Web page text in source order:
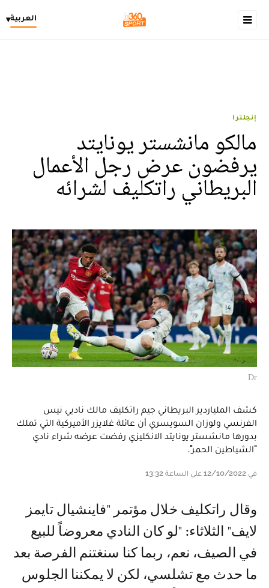
العربية▾
إنجلترا
مالكو مانشستر يونايتد
يرفضون عرض رجل الأعمال
البريطاني راتكليف لشرائه
Dr
كشف الملياردير البريطاني جيم راتكليف مالك ناديي نيس
الفرنسي ولوزان السويسري أن عائلة غلايزر الأميركية التي تملك
بدورها مانشستر يونايتد الانكليزي رفضت عرضه شراء نادي
"الشياطين الحمر".
في 12/10/2022 على الساعة 13:32
وقال راتكليف خلال مؤتمر "فاينشيال تايمز
لايف" الثلاثاء: "لو كان النادي معروضاً للبيع
في الصيف، نعم، ربما كنا سنغتنم الفرصة بعد
ما حدث مع تشلسي، لكن لا يمكننا الجلوس